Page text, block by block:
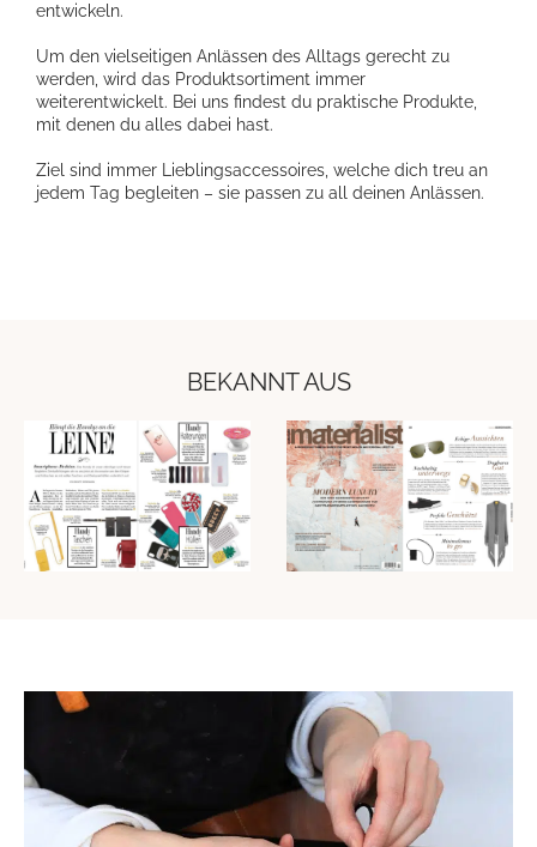
entwickeln.
Um den vielseitigen Anlässen des Alltags gerecht zu
werden, wird das Produktsortiment immer
weiterentwickelt. Bei uns findest du praktische Produkte,
mit denen du alles dabei hast.
Ziel sind immer Lieblingsaccessoires, welche dich treu an
jedem Tag begleiten – sie passen zu all deinen Anlässen.
BEKANNT AUS